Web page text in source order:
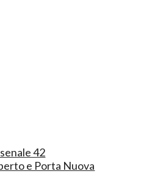
42
e Porta Nuova